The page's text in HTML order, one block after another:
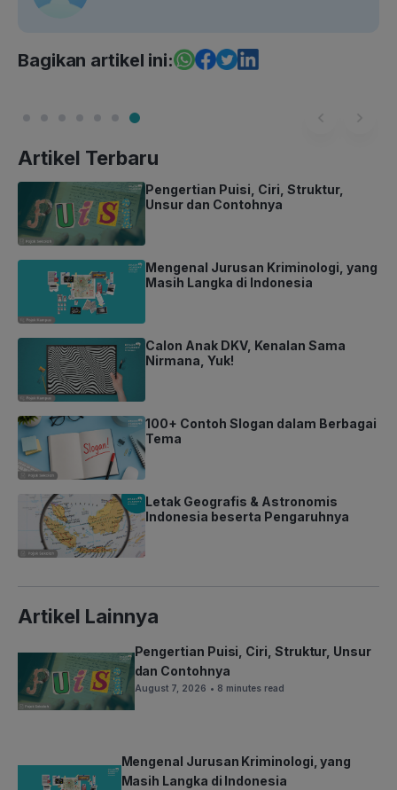
Bagikan artikel ini:
Artikel Terbaru
Pengertian Puisi, Ciri, Struktur,
Unsur dan Contohnya
Mengenal Jurusan Kriminologi, yang
Masih Langka di Indonesia
Calon Anak DKV, Kenalan Sama
Nirmana, Yuk!
100+ Contoh Slogan dalam Berbagai
Tema
Letak Geografis & Astronomis
Indonesia beserta Pengaruhnya
Artikel Lainnya
Pengertian Puisi, Ciri, Struktur, Unsur
dan Contohnya
August 7, 2026 • 8 minutes read
Mengenal Jurusan Kriminologi, yang
Masih Langka di Indonesia